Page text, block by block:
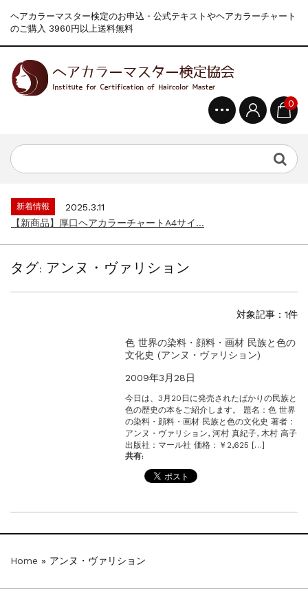
ヘアカラーマスター検定のお申込・公式テキストやヘアカラーチャート
のご購入 3960円以上送料無料
0
在庫処分セールのお知らせ【なくなり次第終...
新着情報
2026.7.13
新着情報
2025.3.11
【新商品】厚口ヘアカラーチャートA4サイ...
新着情報
2026.7.13
在庫処分セールのお知らせ【なくなり次第終...
タグ: アンヌ・ヴァリション
対象記事：1件
色 世界の染料・顔料・画材 民族と色の
文化史 (アンヌ・ヴァリション)
2009年3月28日
今日は、3月20日に発売されたばかりの民族と
色の歴史の本をご紹介します。 題名：色 世界
の染料・顔料・画材 民族と色の文化史 著者：
アンヌ・ヴァリション, 河村 真紀子, 木村 高子
出版社：マール社 価格：￥2,625 […]
共有:
Home » アンヌ・ヴァリション